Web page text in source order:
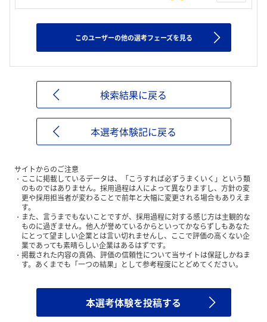
このユーザーの他の選考フェーズを見る
検索結果に戻る
本選考体験記に戻る
サイトからのご注意
ここに掲載しているデータは、「こうすれば必ずうまくいく」という類
のものではありません。採用過程は人によって異なりますし、方針の変
更や採用担当者が変わることで前年と大幅に変更される場合もありえま
す。
また、言うまでもないことですが、採用過程に対する感じ方は主観的な
ものに過ぎません。他人が誉めているからといってかならずしもあなた
にとって望ましい企業とは言い切れませんし、ここで評価の高くない企
業であっても素晴らしい企業はあるはずです。
掲載された内容の真偽、評価の信頼性について当サイトは保証しかねま
す。あくまでも「一つの結果」として参考程度にとどめてください。
本選考体験を投稿する